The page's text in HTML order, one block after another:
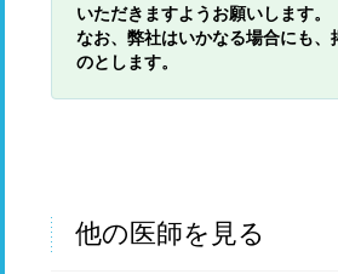
いただきますようお願いします。
なお、弊社はいかなる場合にも
のとします。
他の医師を見る